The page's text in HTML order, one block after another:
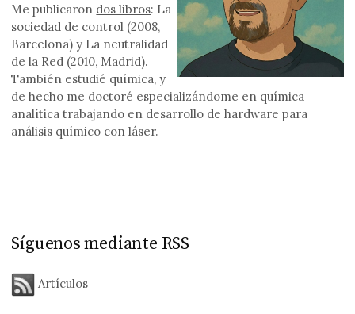
Me publicaron dos libros: La
sociedad de control (2008,
Barcelona) y La neutralidad
de la Red (2010, Madrid).
También estudié química, y
de hecho me doctoré especializándome en química
analítica trabajando en desarrollo de hardware para
análisis químico con láser.
Síguenos mediante RSS
Artículos